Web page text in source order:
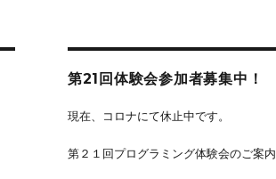
第21回体験会参加者募集中！
現在、コロナにて休止中です。
第２１回プログラミング体験会のご案内